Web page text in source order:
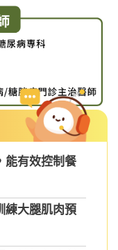
能有效控制餐
練大腿肌肉預